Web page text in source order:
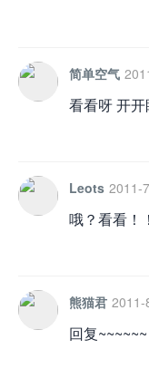
简单空气
看看呀 开开
Leots 2011-
哦？看看！
熊猫君 2011-
回复~~~~~~